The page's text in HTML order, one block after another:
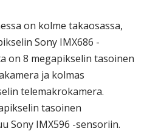
on kolme takaosassa,
Sony IMX686 -
on 8 megapikselin tasoinen
ja kolmas
telemakrokamera.
tasoinen
Sony IMX596 -sensoriin.